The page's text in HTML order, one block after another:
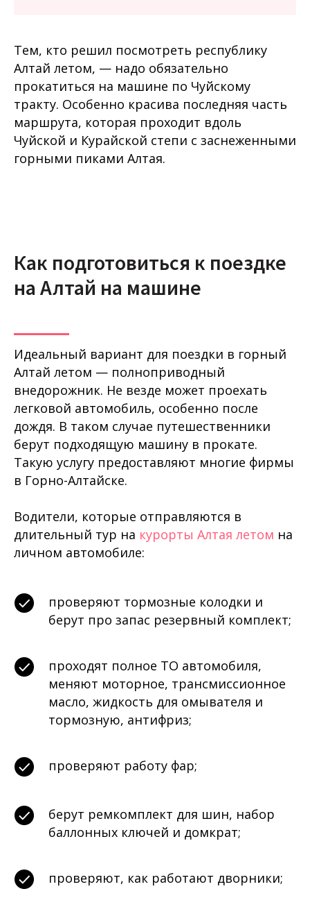
Тем, кто решил посмотреть республику
Алтай летом, — надо обязательно
прокатиться на машине по Чуйскому
тракту. Особенно красива последняя часть
маршрута, которая проходит вдоль
Чуйской и Курайской степи с заснеженными
горными пиками Алтая.
Как подготовиться к поездке
на Алтай на машине
Идеальный вариант для поездки в горный
Алтай летом — полноприводный
внедорожник. Не везде может проехать
легковой автомобиль, особенно после
дождя. В таком случае путешественники
берут подходящую машину в прокате.
Такую услугу предоставляют многие фирмы
в Горно-Алтайске.
Водители, которые отправляются в
длительный тур на курорты Алтая летом на
личном автомобиле:
проверяют тормозные колодки и
берут про запас резервный комплект;
проходят полное ТО автомобиля,
меняют моторное, трансмиссионное
масло, жидкость для омывателя и
тормозную, антифриз;
проверяют работу фар;
берут ремкомплект для шин, набор
баллонных ключей и домкрат;
проверяют, как работают дворники;